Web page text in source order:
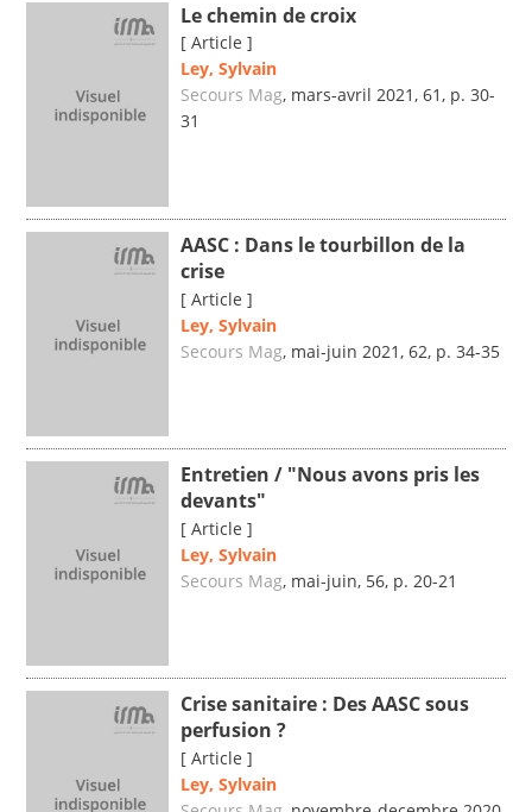
Le chemin de croix
[ Article ]
Ley, Sylvain
Secours Mag, mars-avril 2021, 61, p. 30-
31
AASC : Dans le tourbillon de la
crise
[ Article ]
Ley, Sylvain
Secours Mag, mai-juin 2021, 62, p. 34-35
Entretien / "Nous avons pris les
devants"
[ Article ]
Ley, Sylvain
Secours Mag, mai-juin, 56, p. 20-21
Crise sanitaire : Des AASC sous
perfusion ?
[ Article ]
Ley, Sylvain